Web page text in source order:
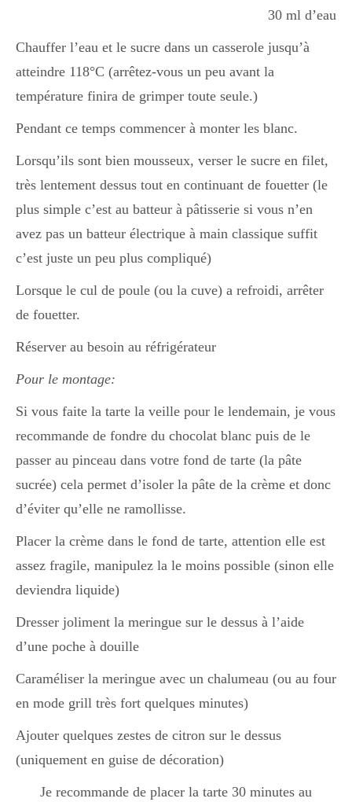
30 ml d’eau
Chauffer l’eau et le sucre dans un casserole jusqu’à
atteindre 118°C (arrêtez-vous un peu avant la
température finira de grimper toute seule.)
Pendant ce temps commencer à monter les blanc.
Lorsqu’ils sont bien mousseux, verser le sucre en filet,
très lentement dessus tout en continuant de fouetter (le
plus simple c’est au batteur à pâtisserie si vous n’en
avez pas un batteur électrique à main classique suffit
c’est juste un peu plus compliqué)
Lorsque le cul de poule (ou la cuve) a refroidi, arrêter
de fouetter.
Réserver au besoin au réfrigérateur
Pour le montage:
Si vous faite la tarte la veille pour le lendemain, je vous
recommande de fondre du chocolat blanc puis de le
passer au pinceau dans votre fond de tarte (la pâte
sucrée) cela permet d’isoler la pâte de la crème et donc
d’éviter qu’elle ne ramollisse.
Placer la crème dans le fond de tarte, attention elle est
assez fragile, manipulez la le moins possible (sinon elle
deviendra liquide)
Dresser joliment la meringue sur le dessus à l’aide
d’une poche à douille
Caraméliser la meringue avec un chalumeau (ou au four
en mode grill très fort quelques minutes)
Ajouter quelques zestes de citron sur le dessus
(uniquement en guise de décoration)
Je recommande de placer la tarte 30 minutes au